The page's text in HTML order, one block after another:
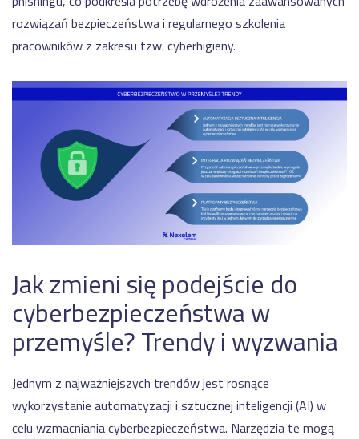
rozwiązań bezpieczeństwa i regularnego szkolenia
pracowników z zakresu tzw. cyberhigieny.
Jak zmieni się podejście do
cyberbezpieczeństwa w
przemyśle? Trendy i wyzwania
Jednym z najważniejszych trendów jest rosnące
wykorzystanie automatyzacji i sztucznej inteligencji (AI) w
celu wzmacniania cyberbezpieczeństwa. Narzędzia te mogą